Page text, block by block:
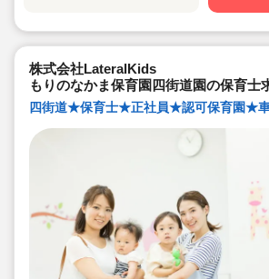
株式会社LateralKids
もりのなかま保育園四街道園の保育士
四街道★保育士★正社員★認可保育園★